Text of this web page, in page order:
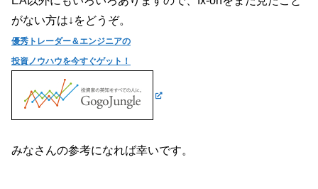
がない方は↓をどうぞ。
優秀トレーダー＆エンジニアの
投資ノウハウを今すぐゲット！
みなさんの参考になれば幸いです。